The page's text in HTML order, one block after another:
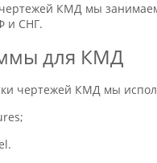
КМД мы
и СНГ.
для КМД
чертежей КМД мы